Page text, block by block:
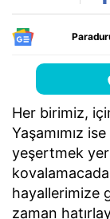
Her birimiz,
Yaşamımız
yeşertmek
hayallerimize
zaman